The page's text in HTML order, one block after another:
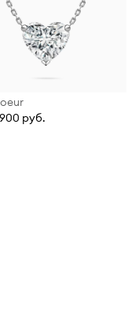
руб.